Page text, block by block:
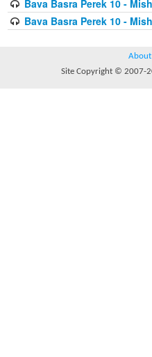
Bava Basra Perek 10 -
Bava Basra Perek 10 -
About
Site Copyright © 2007-